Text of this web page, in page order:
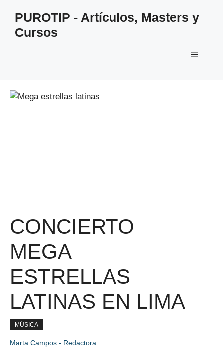
contenido
PUROTIP - Artículos, Masters y
Cursos
Menú
CONCIERTO
MEGA
ESTRELLAS
LATINAS EN LIMA
MÚSICA
Marta Campos - Redactora